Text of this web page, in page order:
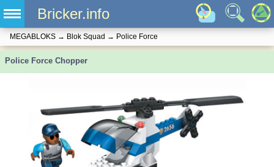
Bricker.info
MEGABLOKS → Blok Squad → Police Force
Police Force Chopper